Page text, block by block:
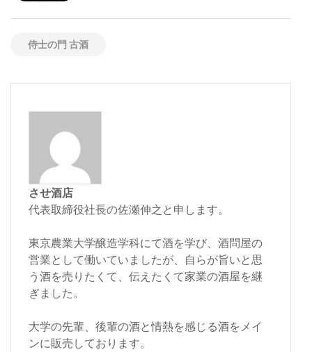
侍士の門 古酒
させ酒店
代表取締役社長の佐瀬伸之と申します。
東京農業大学醸造学科にて酒を学び、酒問屋の
営業として働いていましたが、自らが旨いと思
う酒を売りたくて、伝えたくて家業の酒屋を継
ぎました。
大学の先輩、後輩の酒と情熱を感じる酒をメイ
ンに販売しております。